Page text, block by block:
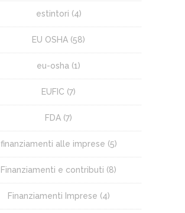
estintori (4)
EU OSHA (58)
eu-osha (1)
EUFIC (7)
FDA (7)
finanziamenti alle imprese (5)
Finanziamenti e contributi (8)
Finanziamenti Imprese (4)